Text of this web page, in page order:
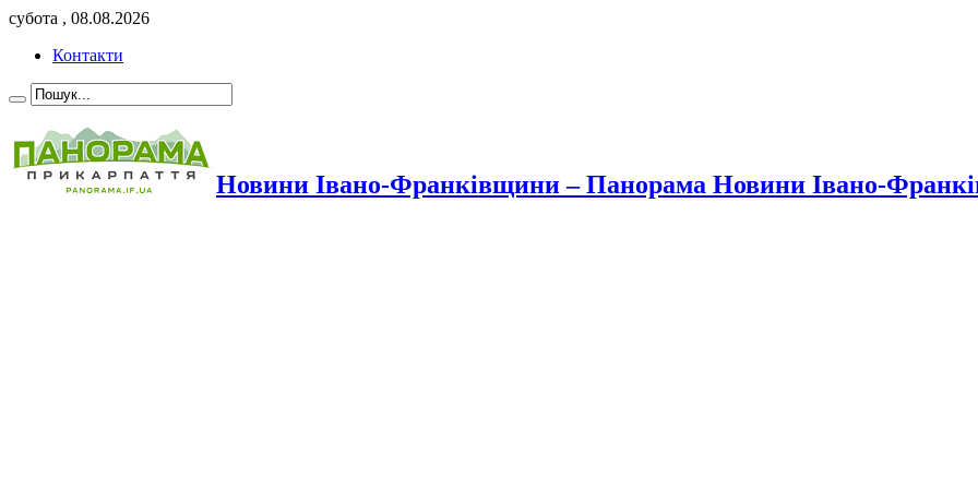
субота , 08.08.2026
Контакти
Новини Івано-Франківщини – Панорама Новини Івано-